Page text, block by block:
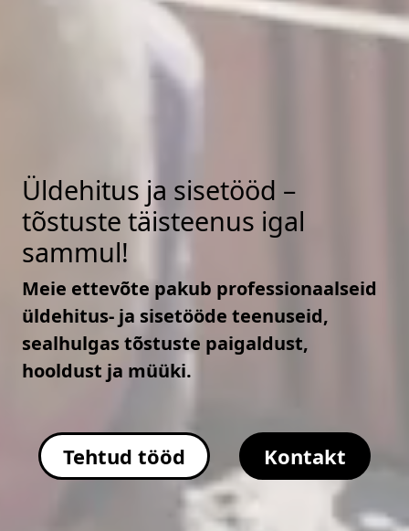
Üldehitus ja sisetööd –
tõstuste täisteenus igal
sammul!
Meie ettevõte pakub professionaalseid
üldehitus- ja sisetööde teenuseid,
sealhulgas tõstuste paigaldust,
hooldust ja müüki.
Tehtud tööd Kontakt